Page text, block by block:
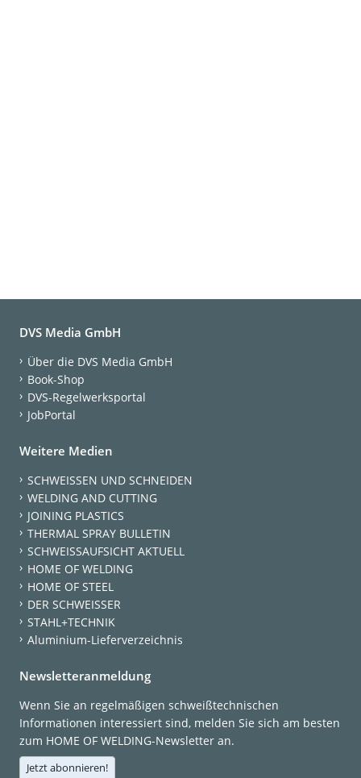
DVS Media GmbH
Über die DVS Media GmbH
Book-Shop
DVS-Regelwerksportal
JobPortal
Weitere Medien
SCHWEISSEN UND SCHNEIDEN
WELDING AND CUTTING
JOINING PLASTICS
THERMAL SPRAY BULLETIN
SCHWEISSAUFSICHT AKTUELL
HOME OF WELDING
HOME OF STEEL
DER SCHWEISSER
STAHL+TECHNIK
Aluminium-Lieferverzeichnis
Newsletteranmeldung
Wenn Sie an regelmäßigen schweißtechnischen
Informationen interessiert sind, melden Sie sich am besten
zum HOME OF WELDING-Newsletter an.
Jetzt abonnieren!